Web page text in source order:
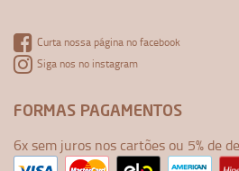
Curta nossa página no facebook
Siga nos no instagram
FORMAS PAGAMENTOS
6x sem juros nos cartões ou 5% de